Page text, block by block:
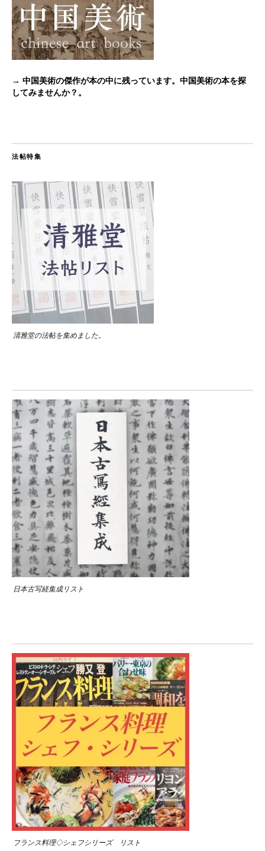
→ 中国美術の傑作が本の中に残っています。中国美術の本を探
してみませんか？。
法帖特集
清雅堂の法帖を集めました。
日本古写経集成リスト
フランス料理◇シェフシリーズ リスト